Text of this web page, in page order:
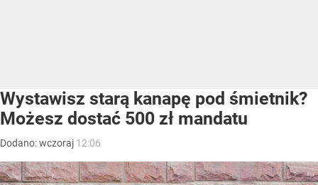
Wystawisz starą kanapę pod śmietnik?
Możesz dostać 500 zł mandatu
Dodano:wczoraj 12:06